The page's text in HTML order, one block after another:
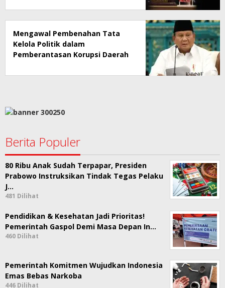
Mengawal Pembenahan Tata
Kelola Politik dalam
Pemberantasan Korupsi Daerah
Berita Populer
80 Ribu Anak Sudah Terpapar, Presiden
Prabowo Instruksikan Tindak Tegas Pelaku
J…
481 Dilihat
Pendidikan & Kesehatan Jadi Prioritas!
Pemerintah Gaspol Demi Masa Depan In…
460 Dilihat
Pemerintah Komitmen Wujudkan Indonesia
Emas Bebas Narkoba
446 Dilihat